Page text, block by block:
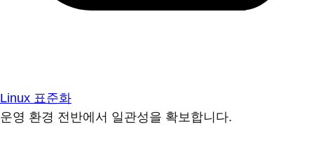
Linux 표준화
운영 환경 전반에서 일관성을 확보합니다.